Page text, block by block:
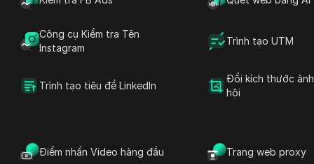
Công cụ Kiểm tra Tên
Instagram
Trình tạo UTM
Trình tạo tiêu đề LinkedIn
Đổi kích thước
hội
Điểm nhấn Video hàng đầu Trang web proxy
thử và sai để phục hồi có hệ thống.
vào năm 2026?
xác định lớp cụ thể mà yêu cầu không
Cú pháp không chính xác, tiêu đề sai định